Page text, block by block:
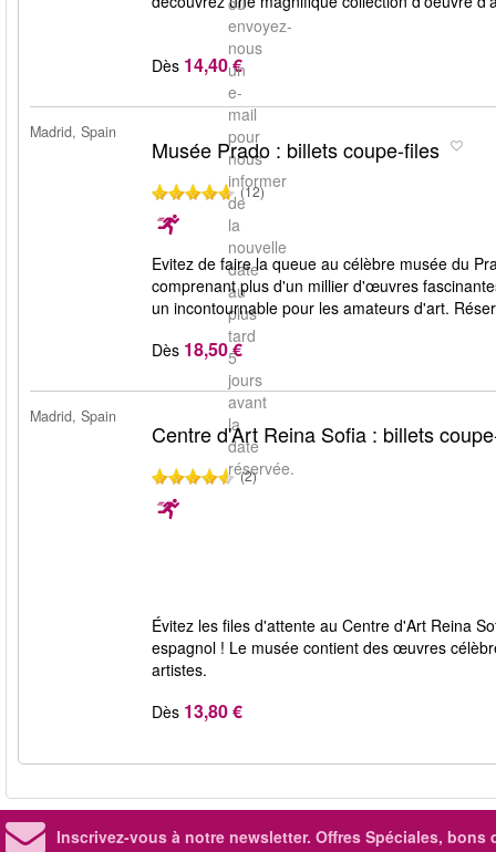
envoyez-
nous
un
e-
mail
pour
nous
informer
de
la
nouvelle
date
au
plus
tard
5
jours
avant
la
date
réservée.
Dès 14,40 €
Madrid, Spain
Musée Prado : billets coupe-files
(12)
Evitez de faire la queue au célèbre musée du
comprenant plus d'un millier d'œuvres
un incontournable pour les amateurs d'art.
Dès 18,50 €
Madrid, Spain
Centre d'Art Reina Sofia : billets
(2)
Évitez les files d'attente au Centre d'Art Reina
espagnol ! Le musée contient des œuvres
artistes.
Dès 13,80 €
Inscrivez-vous à notre newsletter. Offres Spéciales, bons